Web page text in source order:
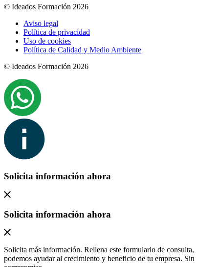
© Ideados Formación 2026
Aviso legal
Política de privacidad
Uso de cookies
Política de Calidad y Medio Ambiente
© Ideados Formación 2026
Solicita información ahora
Solicita información ahora
Solicita más información. Rellena este formulario de consulta,
podemos ayudar al crecimiento y beneficio de tu empresa. Sin